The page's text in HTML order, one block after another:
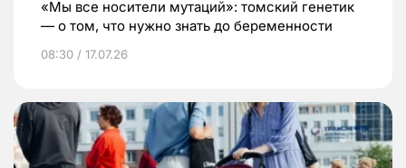
«Мы все носители мутаций»: томский генетик
— о том, что нужно знать до беременности
08:30 / 17.07.26